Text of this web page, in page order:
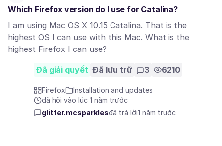
Which Firefox version do I use for Catalina?
I am using Mac OS X 10.15 Catalina. That is the
highest OS I can use with this Mac. What is the
highest Firefox I can use?
Đã giải quyết Đã lưu trữ 3 6210
Firefox
Installation and updates
đã hỏi vào lúc 1 năm trước
glitter.mcsparklesđã trả lời1 năm trước